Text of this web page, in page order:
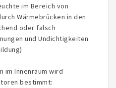
im Bereich von
Wärmebrücken in den
oder falsch
und Undichtigkeiten
im Innenraum wird
bestimmt: